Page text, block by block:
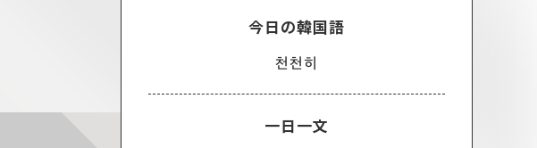
今日の韓国語
천천히
一日一文